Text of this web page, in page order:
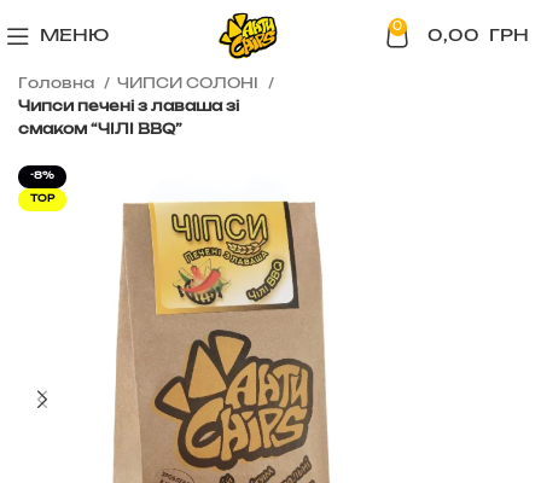
МЕНЮ
0
0,00 ГРН
Головна
ЧИПСИ СОЛОНІ
Чипси печені з лаваша зі
смаком “ЧІЛІ BBQ”
-8%
TOP